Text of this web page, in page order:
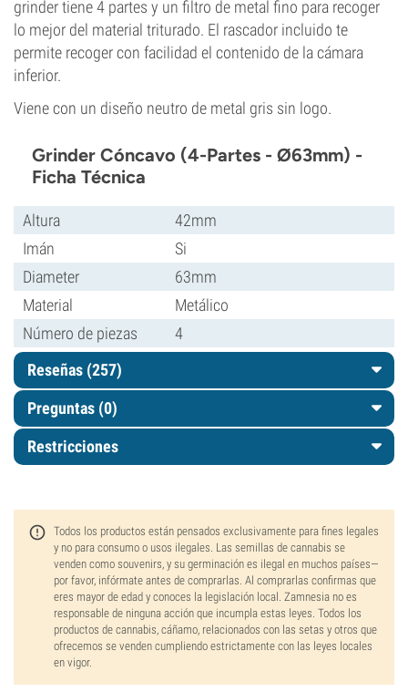
grinder tiene 4 partes y un filtro de metal fino para recoger
lo mejor del material triturado. El rascador incluido te
permite recoger con facilidad el contenido de la cámara
inferior.
Viene con un diseño neutro de metal gris sin logo.
Grinder Cóncavo (4-Partes - Ø63mm) -
Ficha Técnica
Altura
42mm
Imán
Si
Diameter
63mm
Material
Metálico
Número de piezas
4
Reseñas (257)
Preguntas (0)
Restricciones
Todos los productos están pensados exclusivamente para fines legales
y no para consumo o usos ilegales. Las semillas de cannabis se
venden como souvenirs, y su germinación es ilegal en muchos países—
por favor, infórmate antes de comprarlas. Al comprarlas confirmas que
eres mayor de edad y conoces la legislación local. Zamnesia no es
responsable de ninguna acción que incumpla estas leyes. Todos los
productos de cannabis, cáñamo, relacionados con las setas y otros que
ofrecemos se venden cumpliendo estrictamente con las leyes locales
en vigor.